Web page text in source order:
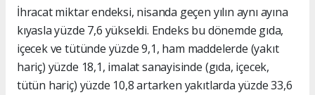
İhracat miktar endeksi, nisanda geçen yılın aynı ayına
kıyasla yüzde 7,6 yükseldi. Endeks bu dönemde gıda,
içecek ve tütünde yüzde 9,1, ham maddelerde (yakıt
hariç) yüzde 18,1, imalat sanayisinde (gıda, içecek,
tütün hariç) yüzde 10,8 artarken yakıtlarda yüzde 33,6